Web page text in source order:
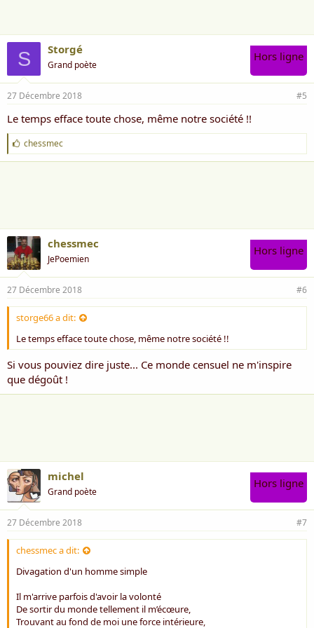
S Storgé
Grand poète
Hors ligne
27 Décembre 2018 #5
Le temps efface toute chose, même notre société !!
J
'
a
chessmec
chessmec
JePoemien
Hors ligne
27 Décembre 2018 #6
storge66 a dit:
Le temps efface toute chose, même notre société !!
Si vous pouviez dire juste... Ce monde censuel ne m'inspire
que dégoût !
michel
Grand poète
Hors ligne
27 Décembre 2018 #7
chessmec a dit:
Divagation d'un homme simple
Il m'arrive parfois d'avoir la volonté
De sortir du monde tellement il m’écœure,
Trouvant au fond de moi une force intérieure,